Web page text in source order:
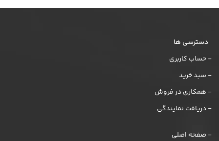
دسترسی ها
- حساب کاربری
- سبد خرید
- همکاری در فروش
- دریافت نمایندگی
- صفحه اصلی